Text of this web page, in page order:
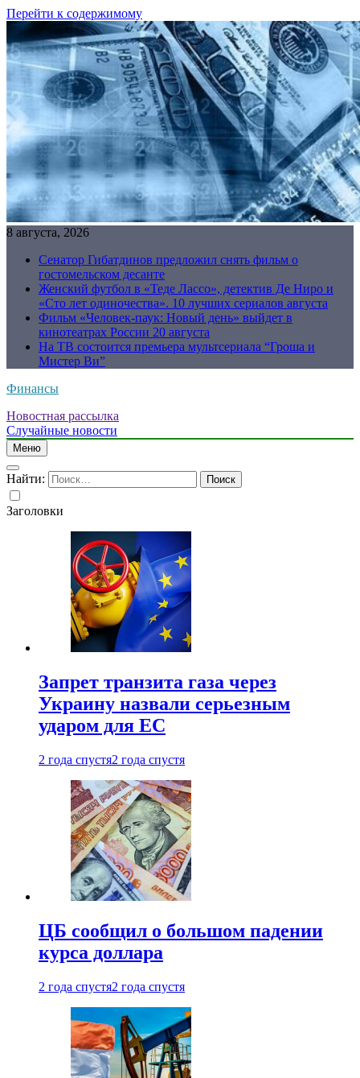
Перейти к содержимому
8 августа, 2026
Сенатор Гибатдинов предложил снять фильм о
гостомельском десанте
Женский футбол в «Теде Лассо», детектив Де Ниро и
«Сто лет одиночества». 10 лучших сериалов августа
Фильм «Человек-паук: Новый день» выйдет в
кинотеатрах России 20 августа
На ТВ состоится премьера мультсериала “Гроша и
Мистер Ви”
Финансы
Новостная рассылка
Случайные новости
Меню
Найти:
Заголовки
Запрет транзита газа через
Украину назвали серьезным
ударом для ЕС
2 года спустя2 года спустя
ЦБ сообщил о большом падении
курса доллара
2 года спустя2 года спустя